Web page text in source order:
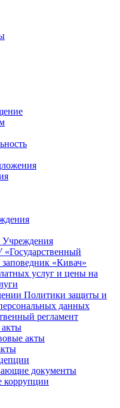
«Кивач»
услуг и цены на
Политики защиты и
данных
регламент
акты
акты
документы
коррупции